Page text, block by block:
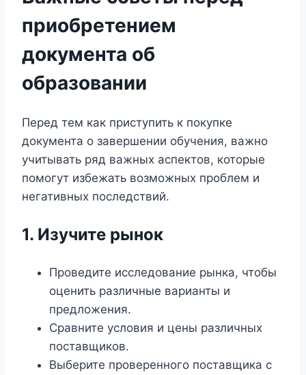
приобретением
документа об
образовании
Перед тем как приступить к покупке
документа о завершении обучения, важно
учитывать ряд важных аспектов, которые
помогут избежать возможных проблем и
негативных последствий.
1. Изучите рынок
Проведите исследование рынка, чтобы
оценить различные варианты и
предложения.
Сравните условия и цены различных
поставщиков.
Выберите проверенного поставщика с